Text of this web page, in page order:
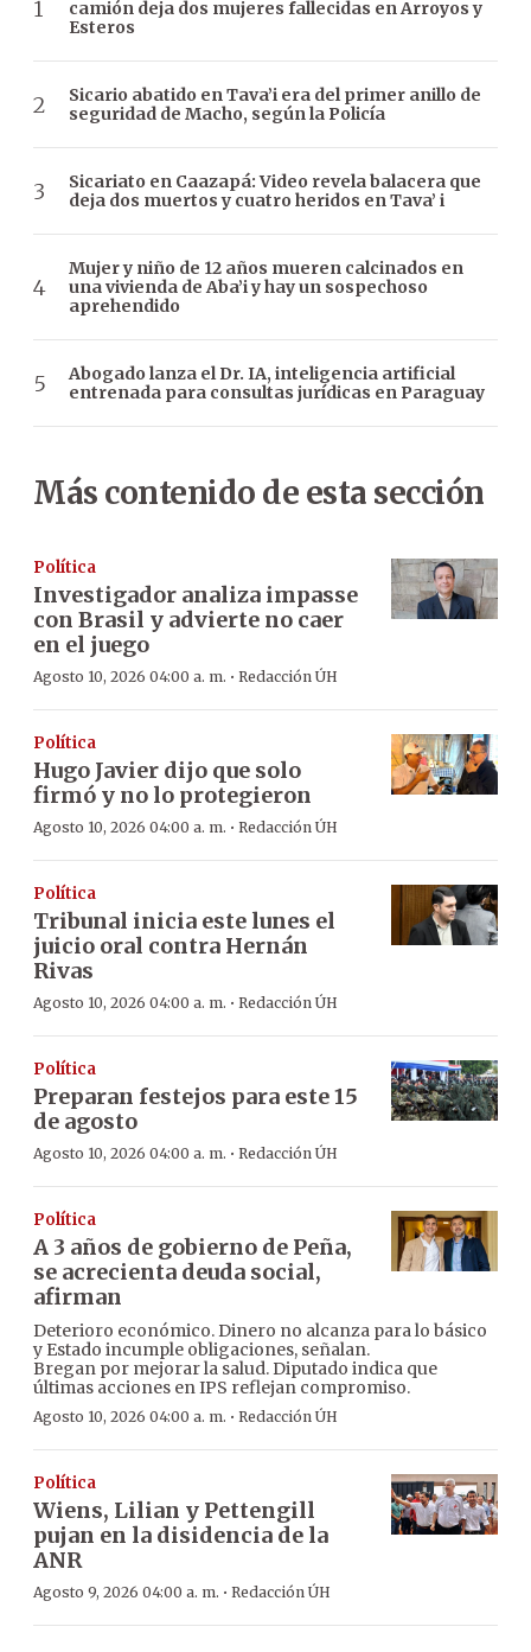
camión deja dos mujeres fallecidas en Arroyos y
Esteros
Sicario abatido en Tava’i era del primer anillo de
seguridad de Macho, según la Policía
Sicariato en Caazapá: Video revela balacera que
deja dos muertos y cuatro heridos en Tava’ i
Mujer y niño de 12 años mueren calcinados en
una vivienda de Aba’i y hay un sospechoso
aprehendido
Abogado lanza el Dr. IA, inteligencia artificial
entrenada para consultas jurídicas en Paraguay
Más contenido de esta sección
Política
Investigador analiza impasse
con Brasil y advierte no caer
en el juego
Agosto 10, 2026 04:00 a. m. · Redacción ÚH
Política
Hugo Javier dijo que solo
firmó y no lo protegieron
Agosto 10, 2026 04:00 a. m. · Redacción ÚH
Política
Tribunal inicia este lunes el
juicio oral contra Hernán
Rivas
Agosto 10, 2026 04:00 a. m. · Redacción ÚH
Política
Preparan festejos para este 15
de agosto
Agosto 10, 2026 04:00 a. m. · Redacción ÚH
Política
A 3 años de gobierno de Peña,
se acrecienta deuda social,
afirman
Deterioro económico. Dinero no alcanza para lo básico
y Estado incumple obligaciones, señalan.
Bregan por mejorar la salud. Diputado indica que
últimas acciones en IPS reflejan compromiso.
Agosto 10, 2026 04:00 a. m. · Redacción ÚH
Política
Wiens, Lilian y Pettengill
pujan en la disidencia de la
ANR
Agosto 9, 2026 04:00 a. m. · Redacción ÚH